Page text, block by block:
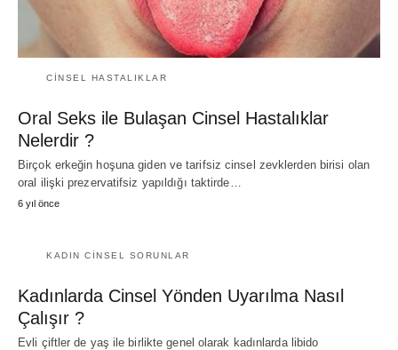
CINSEL HASTALIKLAR
Oral Seks ile Bulaşan Cinsel Hastalıklar
Nelerdir ?
Birçok erkeğin hoşuna giden ve tarifsiz cinsel zevklerden birisi olan
oral ilişki prezervatifsiz yapıldığı taktirde…
6 yıl önce
KADIN CINSEL SORUNLAR
Kadınlarda Cinsel Yönden Uyarılma Nasıl
Çalışır ?
Evli çiftler de yaş ile birlikte genel olarak kadınlarda libido